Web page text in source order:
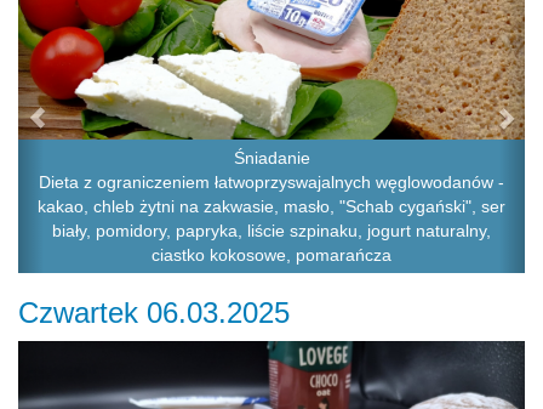
Śniadanie
Dieta z ograniczeniem łatwoprzyswajalnych węglowodanów -
kakao, chleb żytni na zakwasie, masło, "Schab cygański", ser
biały, pomidory, papryka, liście szpinaku, jogurt naturalny,
ciastko kokosowe, pomarańcza
Czwartek 06.03.2025